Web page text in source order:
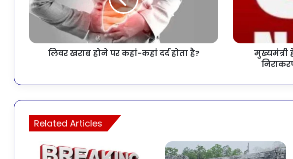
लिवर खराब होने पर कहां-कहां दर्द होता है?
मुख्यमंत्री
Related Articles